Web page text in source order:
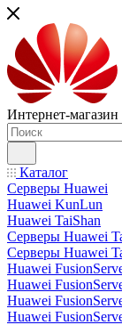
Интернет-
Каталог
Серверы Huawei
Huawei KunLun
Huawei TaiShan
Серверы Huawei
Серверы Huawei
Huawei
Huawei
Huawei
Huawei